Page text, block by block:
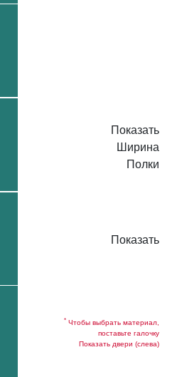
Показать
Ширина
Полки
Показать
* Чтобы выбрать материал,
поставьте галочку
Показать двери (слева)